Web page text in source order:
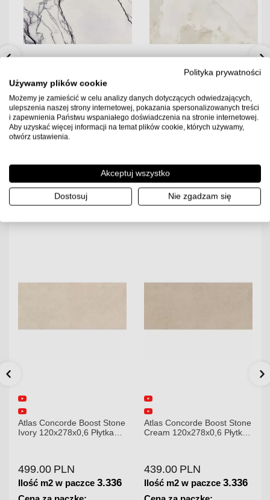
Florim B&W Marble Breach
120x120x0,6 Płytka
Gresowa Wysoki Połysk
Ilość m2 w paczce 2.88
Cena za paczkę:
947.52 PLN
Dostępność: Towar w
dni.
Florim Reves De Rex Perle
120x120x0,6 Płytka
Gresowa Matowa
Ilość m2 w paczce 2.88
Cena za paczkę:
633.6 PLN
Dostępność: Towar w
dni.
Atlas Concorde Boost Stone
Cream 120x278x0,6 Płytka
439.00 PLN
Ilość m2 w paczce 3.336
Atlas Concorde Brave
Gypsum 75x75 Płytka
180.00 PLN
Ilość m2 w paczce 1.125
Polityka prywatności
Używamy plików cookie
Możemy je zamieścić w celu analizy danych dotyczących odwiedzających,
ulepszenia naszej strony internetowej, pokazania spersonalizowanych treści
i zapewnienia Państwu wspaniałego doświadczenia na stronie internetowej.
Aby uzyskać więcej informacji na temat plików cookie, których używamy,
otwórz ustawienia.
Akceptuj wszystko
Dostosuj Nie zgadzam się